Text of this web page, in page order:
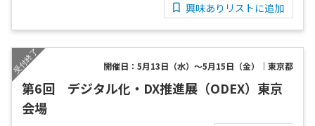
興味ありリストに追加
開催日：5月13日（水）～5月15日（金）｜東京都
第6回 デジタル化・DX推進展（ODEX）東京
会場